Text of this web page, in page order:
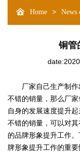
Home > News
铜管
厂家自己生产制作
不错的销量，那么厂
自身的发展速度提升
不错的销量，可以对
的品牌形象提升工作
牌形象提升工作的重要